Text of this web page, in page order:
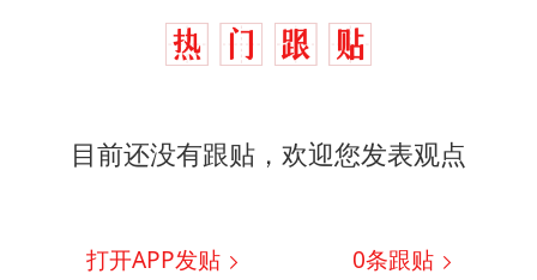
目前还没有跟贴，欢迎您发表观点
打开APP发贴 0条跟贴